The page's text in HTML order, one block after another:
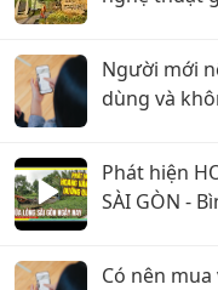
Người mới
dùng và
Phát hiện
SÀI GÒN -
Có nên